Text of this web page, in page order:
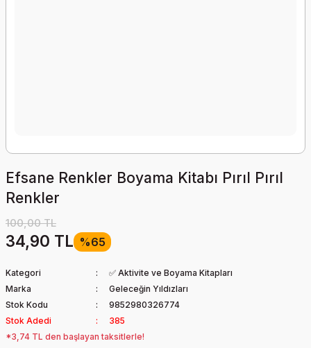
Efsane Renkler Boyama Kitabı Pırıl Pırıl
Renkler
100,00 TL
34,90 TL %65
Kategori
✅ Aktivite ve Boyama Kitapları
Marka
Geleceğin Yıldızları
Stok Kodu
9852980326774
Stok Adedi
385
*3,74 TL den başlayan taksitlerle!